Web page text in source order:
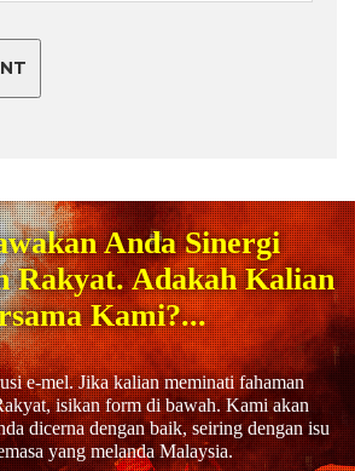
Anda Sinergi
Rakyat. Adakah Kalian
Kami?...
e-mel. Jika kalian meminati fahaman
isikan form di bawah. Kami akan
dicerna dengan baik, seiring dengan isu
yang melanda Malaysia.